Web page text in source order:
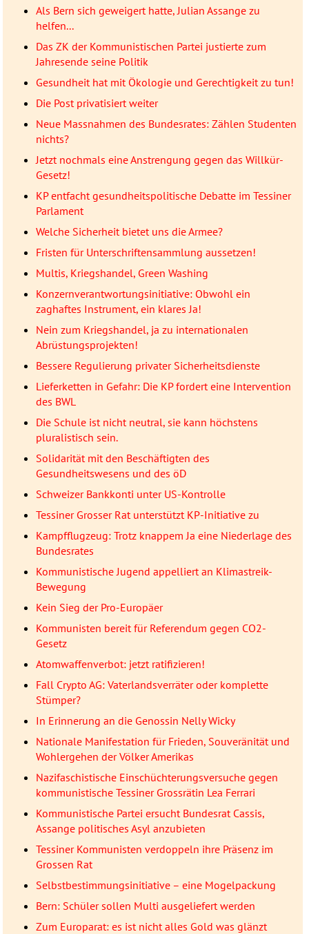
Als Bern sich geweigert hatte, Julian Assange zu
helfen...
Das ZK der Kommunistischen Partei justierte zum
Jahresende seine Politik
Gesundheit hat mit Ökologie und Gerechtigkeit zu tun!
Die Post privatisiert weiter
Neue Massnahmen des Bundesrates: Zählen Studenten
nichts?
Jetzt nochmals eine Anstrengung gegen das Willkür-
Gesetz!
KP entfacht gesundheitspolitische Debatte im Tessiner
Parlament
Welche Sicherheit bietet uns die Armee?
Fristen für Unterschriftensammlung aussetzen!
Multis, Kriegshandel, Green Washing
Konzernverantwortungsinitiative: Obwohl ein
zaghaftes Instrument, ein klares Ja!
Nein zum Kriegshandel, ja zu internationalen
Abrüstungsprojekten!
Bessere Regulierung privater Sicherheitsdienste
Lieferketten in Gefahr: Die KP fordert eine Intervention
des BWL
Die Schule ist nicht neutral, sie kann höchstens
pluralistisch sein.
Solidarität mit den Beschäftigten des
Gesundheitswesens und des öD
Schweizer Bankkonti unter US-Kontrolle
Tessiner Grosser Rat unterstützt KP-Initiative zu
Kampfflugzeug: Trotz knappem Ja eine Niederlage des
Bundesrates
Kommunistische Jugend appelliert an Klimastreik-
Bewegung
Kein Sieg der Pro-Europäer
Kommunisten bereit für Referendum gegen CO2-
Gesetz
Atomwaffenverbot: jetzt ratifizieren!
Fall Crypto AG: Vaterlandsverräter oder komplette
Stümper?
In Erinnerung an die Genossin Nelly Wicky
Nationale Manifestation für Frieden, Souveränität und
Wohlergehen der Völker Amerikas
Nazifaschistische Einschüchterungsversuche gegen
kommunistische Tessiner Grossrätin Lea Ferrari
Kommunistische Partei ersucht Bundesrat Cassis,
Assange politisches Asyl anzubieten
Tessiner Kommunisten verdoppeln ihre Präsenz im
Grossen Rat
Selbstbestimmungsinitiative – eine Mogelpackung
Bern: Schüler sollen Multi ausgeliefert werden
Zum Europarat: es ist nicht alles Gold was glänzt